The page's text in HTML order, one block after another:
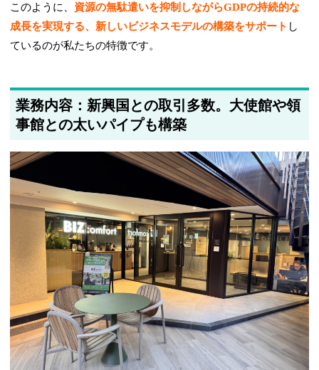
このように、 資源の無駄遣いを抑制しながらGDPの持続的な
成長を実現する、新しいビジネスモデルの構築をサポート し
ているのが私たちの特徴です。
業務内容：新興国との取引多数。大使館や領
事館との太いパイプも構築